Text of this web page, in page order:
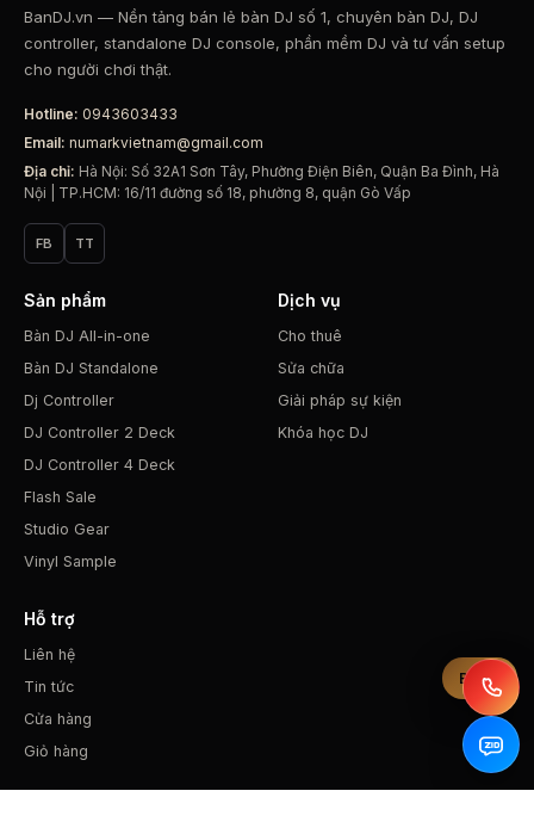
Bộ lọc
BanDJ.vn — Nền tảng bán lẻ bàn DJ số 1, chuyên bàn DJ, DJ
controller, standalone DJ console, phần mềm DJ và tư vấn setup
cho người chơi thật.
Hotline: 0943603433
Email: numarkvietnam@gmail.com
Địa chỉ: Hà Nội: Số 32A1 Sơn Tây, Phường Điện Biên, Quận Ba Đình, Hà
Nội | TP.HCM: 16/11 đường số 18, phường 8, quận Gò Vấp
FB TT
Sản phẩm
Bàn DJ All-in-one
Bàn DJ Standalone
Dj Controller
DJ Controller 2 Deck
DJ Controller 4 Deck
Flash Sale
Studio Gear
Vinyl Sample
Dịch vụ
Cho thuê
Sửa chữa
Giải pháp sự kiện
Khóa học DJ
Hỗ trợ
Liên hệ
Tin tức
Cửa hàng
Giỏ hàng